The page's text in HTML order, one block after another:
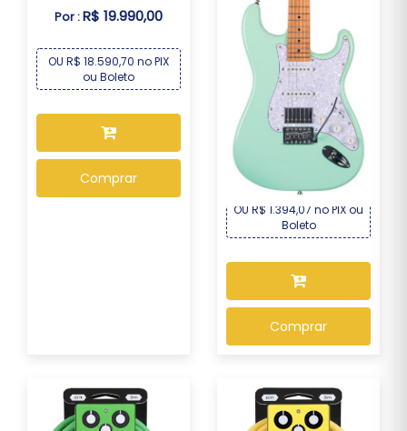
Por :R$ 19.990,00
OU R$ 18.590,70 no PIX
ou Boleto
Comprar
Guitarra Seizi Fun
Vintage Budokan HSS...
R$ 1.499,00
OU R$ 1.394,07 no PIX ou
Boleto
Comprar